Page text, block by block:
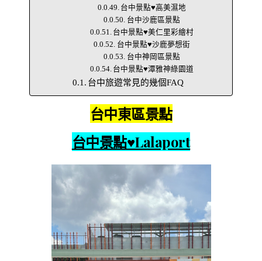
台中景點♥高美濕地
台中沙鹿區景點
台中景點♥美仁里彩繪村
台中景點♥沙鹿夢想街
台中神岡區景點
台中景點♥潭雅神綠園道
台中旅遊常見的幾個FAQ
台中東區景點
台中景點♥Lalaport